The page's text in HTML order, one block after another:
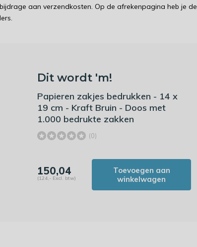
aan verzendkosten. Op de afrekenpagina heb je de
Dit wordt 'm!
Papieren zakjes bedrukken - 14 x
19 cm - Kraft Bruin - Doos met
1.000 bedrukte zakken
(0)
150,04
(124,- Excl. btw)
Toevoegen aan
winkelwagen